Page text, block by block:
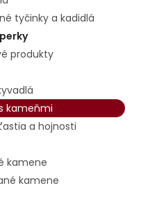
tyčinky a kadidlá
produkty
kameňmi
a hojnosti
kamene
kamene